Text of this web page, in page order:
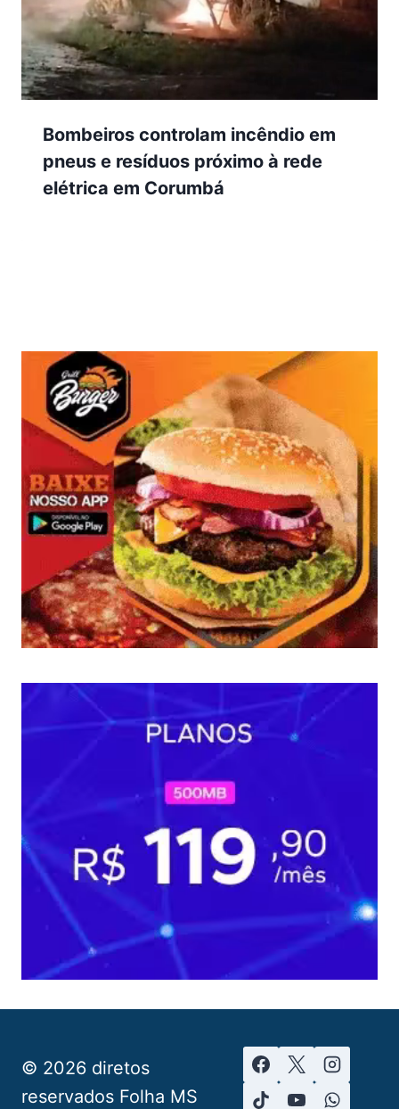
Bombeiros controlam incêndio em
pneus e resíduos próximo à rede
elétrica em Corumbá
© 2026 diretos
reservados Folha MS